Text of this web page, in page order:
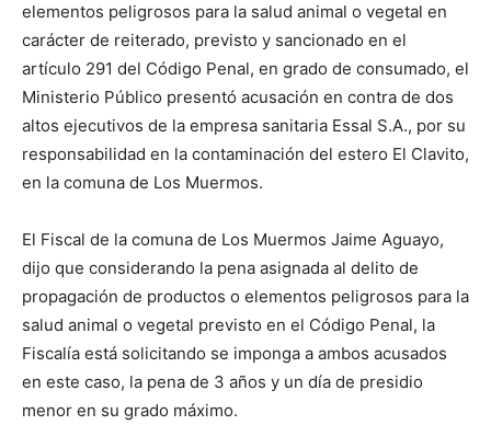
elementos peligrosos para la salud animal o vegetal en
carácter de reiterado, previsto y sancionado en el
artículo 291 del Código Penal, en grado de consumado, el
Ministerio Público presentó acusación en contra de dos
altos ejecutivos de la empresa sanitaria Essal S.A., por su
responsabilidad en la contaminación del estero El Clavito,
en la comuna de Los Muermos.
El Fiscal de la comuna de Los Muermos Jaime Aguayo,
dijo que considerando la pena asignada al delito de
propagación de productos o elementos peligrosos para la
salud animal o vegetal previsto en el Código Penal, la
Fiscalía está solicitando se imponga a ambos acusados
en este caso, la pena de 3 años y un día de presidio
menor en su grado máximo.